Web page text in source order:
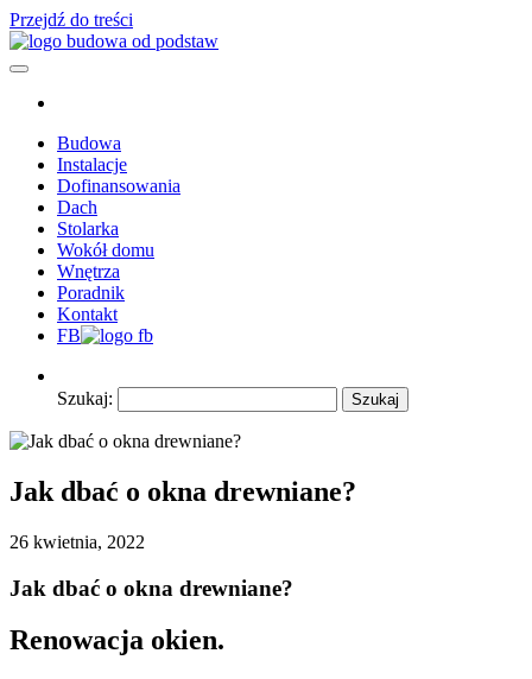
Przejdź do treści
domu
Poszczególne etapy budowy domu i nie tylko. Profesionalna wiedza i
Budowa
Instalacje
Dofinansowania
Dach
Stolarka
Wokół domu
Wnętrza
Poradnik
Kontakt
FB
Szukaj:
Jak dbać o okna drewniane?
26 kwietnia, 2022
Jak dbać o okna drewniane?
Renowacja okien.